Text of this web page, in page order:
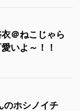
＠ねこじゃら
いよ～！！
ホシノイチ